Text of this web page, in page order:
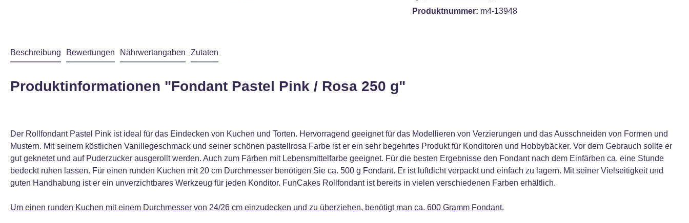
Produktnummer: m4-13948
Beschreibung Bewertungen Nährwertangaben Zutaten
Produktinformationen "Fondant Pastel Pink / Rosa 250 g"
Der Rollfondant Pastel Pink ist ideal für das Eindecken von Kuchen und Torten. Hervorragend geeignet für das Modellieren von Verzierungen und das Ausschneiden von Formen und
Mustern. Mit seinem köstlichen Vanillegeschmack und seiner schönen pastellrosa Farbe ist er ein sehr begehrtes Produkt für Konditoren und Hobbybäcker. Vor dem Gebrauch sollte er
gut geknetet und auf Puderzucker ausgerollt werden. Auch zum Färben mit Lebensmittelfarbe geeignet. Für die besten Ergebnisse den Fondant nach dem Einfärben ca. eine Stunde
bedeckt ruhen lassen. Für einen runden Kuchen mit 20 cm Durchmesser benötigen Sie ca. 500 g Fondant. Er ist luftdicht verpackt und einfach zu lagern. Mit seiner Vielseitigkeit und
guten Handhabung ist er ein unverzichtbares Werkzeug für jeden Konditor. FunCakes Rollfondant ist bereits in vielen verschiedenen Farben erhältlich.
Um einen runden Kuchen mit einem Durchmesser von 24/26 cm einzudecken und zu überziehen, benötigt man ca. 600 Gramm Fondant.